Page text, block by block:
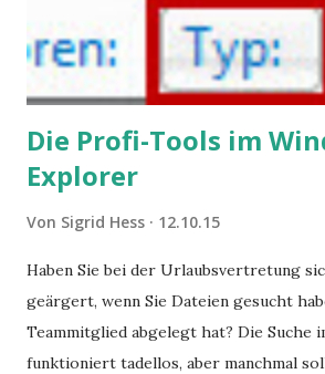
Die Profi-Tools im
Explorer
Von Sigrid Hess 12.10.15
Haben Sie bei der Urlaubsvertretung
geärgert, wenn Sie Dateien gesucht
Teammitglied abgelegt hat? Die Suche
funktioniert tadellos, aber manchmal